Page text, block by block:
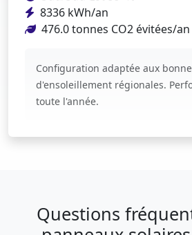
8336 kWh/an
476.0 tonnes CO2 évitées/an
Configuration adaptée aux
d'ensoleillement régionales.
toute l'année.
Questions